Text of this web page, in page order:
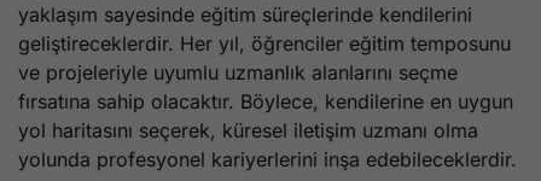
yaklaşım sayesinde eğitim süreçlerinde kendilerini
geliştireceklerdir. Her yıl, öğrenciler eğitim temposunu
ve projeleriyle uyumlu uzmanlık alanlarını seçme
fırsatına sahip olacaktır. Böylece, kendilerine en uygun
yol haritasını seçerek, küresel iletişim uzmanı olma
yolunda profesyonel kariyerlerini inşa edebileceklerdir.